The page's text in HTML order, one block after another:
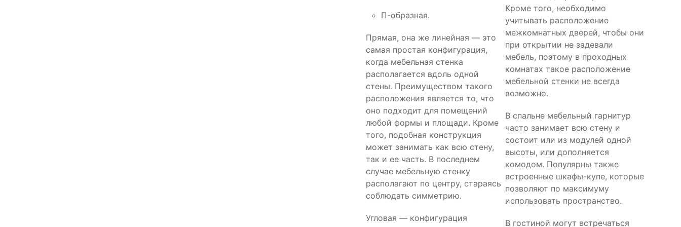
П-образная.
Прямая, она же линейная — это
самая простая конфигурация,
когда мебельная стенка
располагается вдоль одной
стены. Преимуществом такого
расположения является то, что
оно подходит для помещений
любой формы и площади. Кроме
того, подобная конструкция
может занимать как всю стену,
так и ее часть. В последнем
случае мебельную стенку
располагают по центру, стараясь
соблюдать симметрию.
Угловая — конфигурация
Кроме того, необходимо
учитывать расположение
межкомнатных дверей, чтобы они
при открытии не задевали
мебель, поэтому в проходных
комнатах такое расположение
мебельной стенки не всегда
возможно.
В спальне мебельный гарнитур
часто занимает всю стену и
состоит или из модулей одной
высоты, или дополняется
комодом. Популярны также
встроенные шкафы-купе, которые
позволяют по максимуму
использовать пространство.
В гостиной могут встречаться